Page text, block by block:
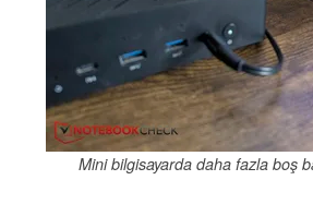
Mini bilgisayarda daha fazla boş